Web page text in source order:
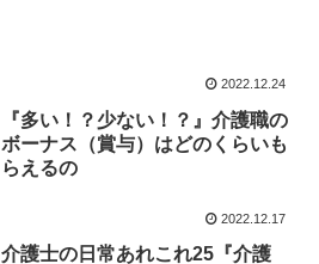
2022.12.24
『多い！？少ない！？』介護職の
ボーナス（賞与）はどのくらいも
らえるの
2022.12.17
介護士の日常あれこれ25『介護